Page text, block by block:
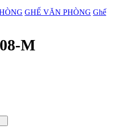
GHẾ VĂN PHÒNG Ghế
M